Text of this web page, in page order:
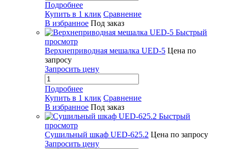
Подробнее
Купить в 1 клик Сравнение
В избранное Под заказ
Быстрый
просмотр
Верхнеприводная мешалка UED-5 Цена по
запросу
Запросить цену
Подробнее
Купить в 1 клик Сравнение
В избранное Под заказ
Быстрый
просмотр
Сушильный шкаф UED-625.2 Цена по запросу
Запросить цену